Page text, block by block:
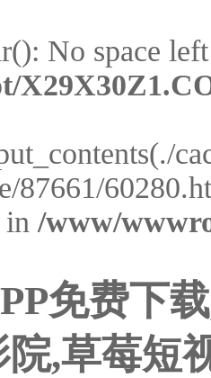
No space
87661/
/www/
免费下
,草莓短